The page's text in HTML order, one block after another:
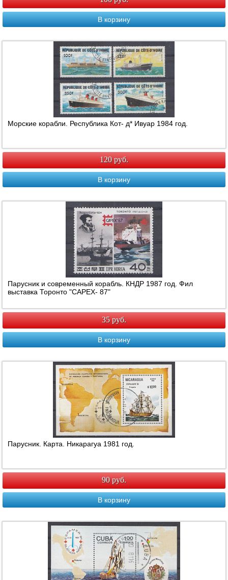
В корзину
Морские корабли. Республика Кот- д* Ивуар 1984 год.
120 руб.
В корзину
Парусник и современный корабль. КНДР 1987 год. Фил
выставка Торонто "CAPEX- 87"
35 руб.
В корзину
Парусник. Карта. Никарагуа 1981 год.
90 руб.
В корзину